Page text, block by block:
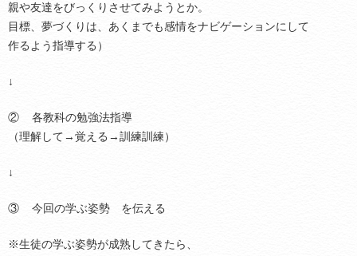
親や友達をびっくりさせてみようとか。
目標、夢づくりは、あくまでも感情をナビゲーションにして
作るよう指導する）
↓
② 各教科の勉強法指導
（理解して→覚える→訓練訓練）
↓
③ 今回の学ぶ姿勢 を伝える
※生徒の学ぶ姿勢が成熟してきたら、